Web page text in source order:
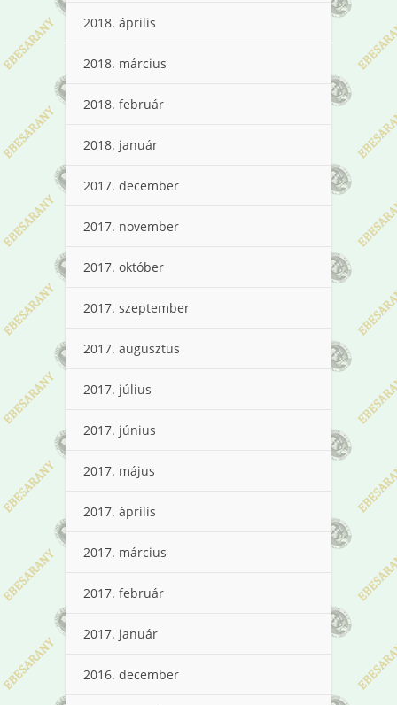
2018. április
2018. március
2018. február
2018. január
2017. december
2017. november
2017. október
2017. szeptember
2017. augusztus
2017. július
2017. június
2017. május
2017. április
2017. március
2017. február
2017. január
2016. december